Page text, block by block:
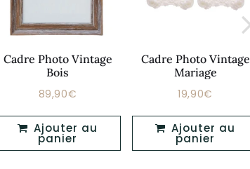
Cadre Photo Vintage
Bois
Prix
89,90€
panier
Cadre Photo Vintage
Mariage
Prix
19,90€
panier